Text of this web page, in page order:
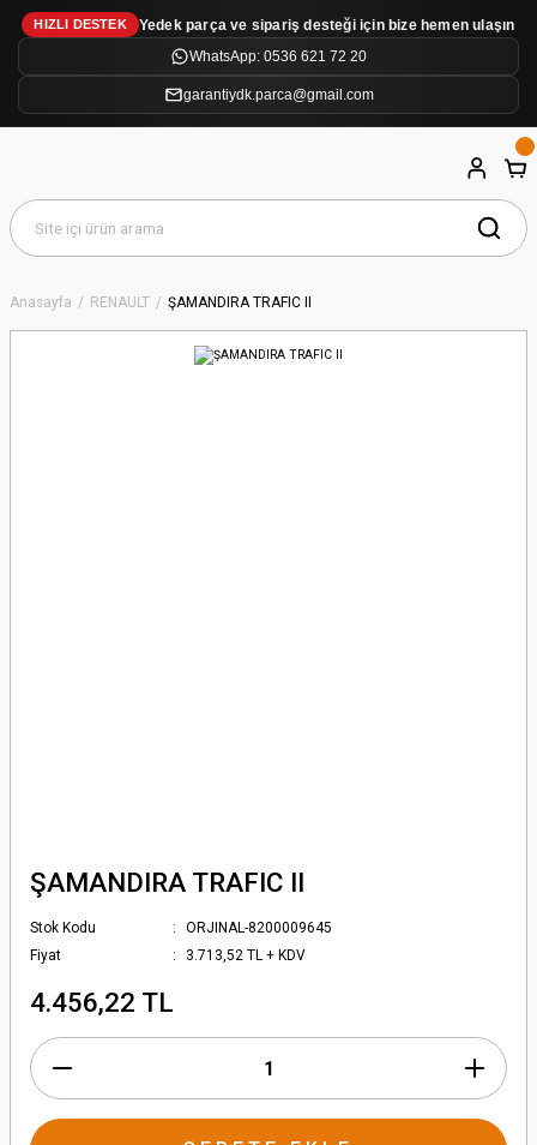
HIZLI DESTEK
Yedek parça ve sipariş desteği için bize hemen ulaşın
WhatsApp: 0536 621 72 20
garantiydk.parca@gmail.com
Anasayfa RENAULT ŞAMANDIRA TRAFIC II
ŞAMANDIRA TRAFIC II
Stok Kodu
ORJINAL-8200009645
Fiyat
3.713,52 TL + KDV
4.456,22 TL